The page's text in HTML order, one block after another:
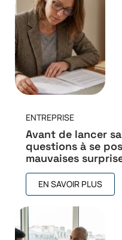
ENTREPRISE
Avant de lancer
questions à se
mauvaises
EN SAVOIR PLUS